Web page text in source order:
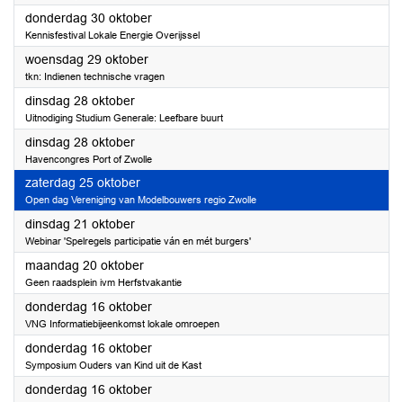
donderdag 30 oktober2025
Kennisfestival Lokale Energie Overijssel
woensdag 29 oktober2025
tkn: Indienen technische vragen
dinsdag 28 oktober2025
Uitnodiging Studium Generale: Leefbare buurt
dinsdag 28 oktober2025
Havencongres Port of Zwolle
zaterdag 25 oktober2025
Open dag Vereniging van Modelbouwers regio Zwolle
dinsdag 21 oktober2025
Webinar 'Spelregels participatie ván en mét burgers'
maandag 20 oktober2025
Geen raadsplein ivm Herfstvakantie
donderdag 16 oktober2025
VNG Informatiebijeenkomst lokale omroepen
donderdag 16 oktober2025
Symposium Ouders van Kind uit de Kast
donderdag 16 oktober2025